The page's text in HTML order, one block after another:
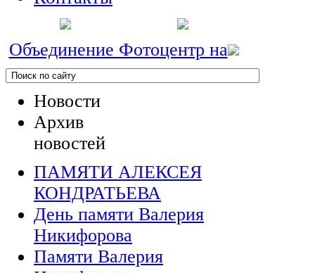
Объединение Фотоцентр на
Новости
Архив
новостей
ПАМЯТИ АЛЕКСЕЯ
КОНДРАТЬЕВА
День памяти Валерия
Никифорова
Памяти Валерия